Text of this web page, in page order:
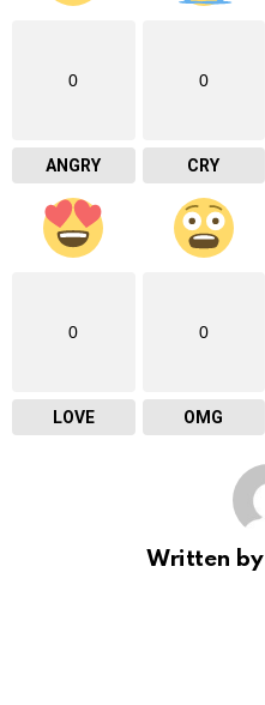
0
ANGRY
0
CRY
0
LOVE
0
OMG
Written by